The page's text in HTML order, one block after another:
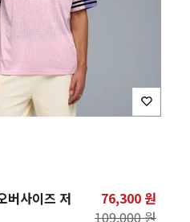
버사이즈 저
76,300 원
109,000 원